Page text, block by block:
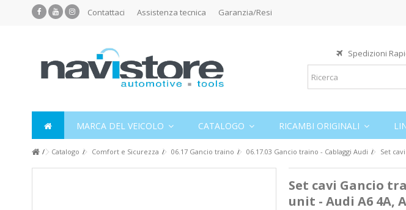
Contattaci Assistenza tecnica Garanzia/Resi
Spedizioni
MARCA DEL VEICOLO CATALOGO RICAMBI ORIGINALI
Catalogo Comfort e Sicurezza 06.17 Gancio traino 06.17.03 Gancio traino - Cablaggi Audi Set
Set cavi Gancio
unit - Audi A6 4A,